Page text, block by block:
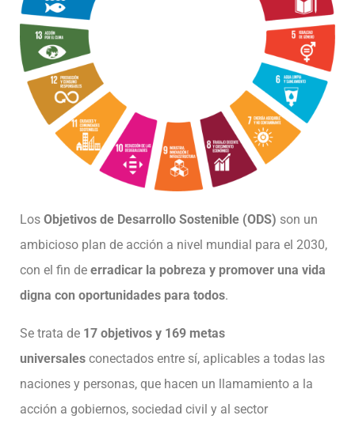
Los Objetivos de Desarrollo Sostenible (ODS) son un
ambicioso plan de acción a nivel mundial para el 2030,
con el fin de erradicar la pobreza y promover una vida
digna con oportunidades para todos.
Se trata de 17 objetivos y 169 metas
universales conectados entre sí, aplicables a todas las
naciones y personas, que hacen un llamamiento a la
acción a gobiernos, sociedad civil y al sector